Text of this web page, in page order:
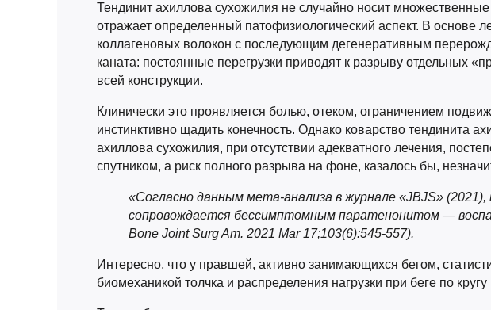
Тендинит ахиллова сухожилия не случайно носит
отражает определенный патофизиологический аспект. В основе
коллагеновых волокон с последующим дегенеративным
каната: постоянные перегрузки приводят к разрыву отдельных
всей конструкции.
Клинически это проявляется болью, отеком, ограничением
инстинктивно щадить конечность. Однако коварство тендинита
ахиллова сухожилия, при отсутствии адекватного лечения,
спутником, а риск полного разрыва на фоне, казалось бы,
«Согласно данным мета-анализа в журнале «JBJS»
сопровождается бессимптомным паратенонитом —
Bone Joint Surg Am. 2021 Mar 17;103(6):545-557).
Интересно, что у правшей, активно занимающихся бегом,
биомеханикой толчка и распределения нагрузки при беге по